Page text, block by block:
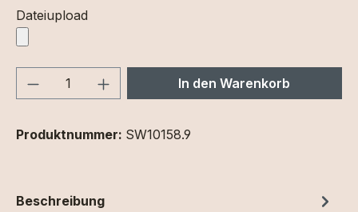
Dateiupload
Produkt Anzahl: Gib denIn den Warenkorb
Produktnummer: SW10158.9
Beschreibung